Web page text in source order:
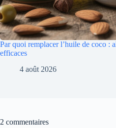
Par quoi remplacer l’huile de coco :
efficaces
4 août 2026
2 commentaires